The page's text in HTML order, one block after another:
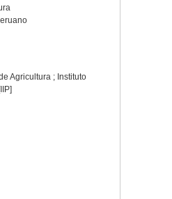
Agricultura ; Instituto